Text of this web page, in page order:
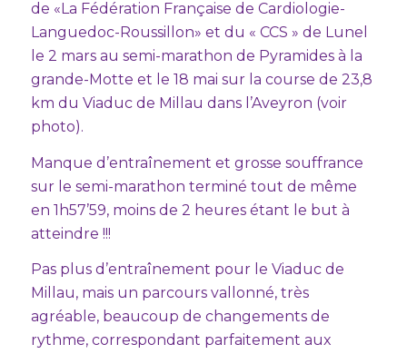
de «La Fédération Française de Cardiologie-
Languedoc-Roussillon» et du « CCS » de Lunel
le 2 mars au semi-marathon de Pyramides à la
grande-Motte et le 18 mai sur la course de 23,8
km du Viaduc de Millau dans l’Aveyron (voir
photo).
Manque d’entraînement et grosse souffrance
sur le semi-marathon terminé tout de même
en 1h57’59, moins de 2 heures étant le but à
atteindre !!!
Pas plus d’entraînement pour le Viaduc de
Millau, mais un parcours vallonné, très
agréable, beaucoup de changements de
rythme, correspondant parfaitement aux